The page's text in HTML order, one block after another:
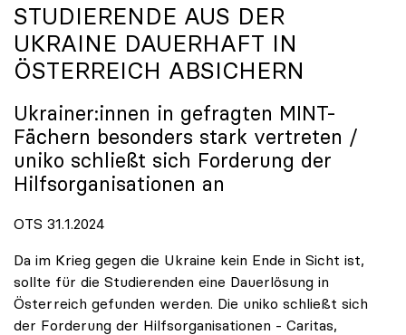
STUDIERENDE AUS DER
UKRAINE DAUERHAFT IN
ÖSTERREICH ABSICHERN
Ukrainer:innen in gefragten MINT-
Fächern besonders stark vertreten /
uniko schließt sich Forderung der
Hilfsorganisationen an
OTS 31.1.2024
Da im Krieg gegen die Ukraine kein Ende in Sicht ist,
sollte für die Studierenden eine Dauerlösung in
Österreich gefunden werden. Die uniko schließt sich
der Forderung der Hilfsorganisationen - Caritas,